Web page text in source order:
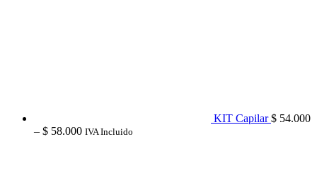
KIT Capilar $ 54.000
– $ 58.000Price
IVA Incluido